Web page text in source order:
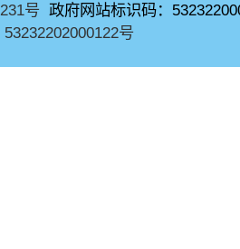
号 政府网站标识码：
号